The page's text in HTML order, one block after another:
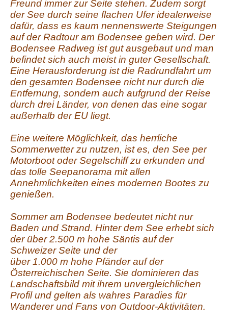
Freund immer zur Seite stehen. Zudem sorgt
der See durch seine flachen Ufer idealerweise
dafür, dass es kaum nennenswerte Steigungen
auf der Radtour am Bodensee geben wird. Der
Bodensee Radweg ist gut ausgebaut und man
befindet sich auch meist in guter Gesellschaft.
Eine Herausforderung ist die Radrundfahrt um
den gesamten Bodensee nicht nur durch die
Entfernung, sondern auch aufgrund der Reise
durch drei Länder, von denen das eine sogar
außerhalb der EU liegt.
Eine weitere Möglichkeit, das herrliche
Sommerwetter zu nutzen, ist es, den See per
Motorboot oder Segelschiff zu erkunden und
das tolle Seepanorama mit allen
Annehmlichkeiten eines modernen Bootes zu
genießen.
Sommer am Bodensee bedeutet nicht nur
Baden und Strand. Hinter dem See erhebt sich
der über 2.500 m hohe Säntis auf der
Schweizer Seite und der
über 1.000 m hohe Pfänder auf der
Österreichischen Seite. Sie dominieren das
Landschaftsbild mit ihrem unvergleichlichen
Profil und gelten als wahres Paradies für
Wanderer und Fans von Outdoor-Aktivitäten.